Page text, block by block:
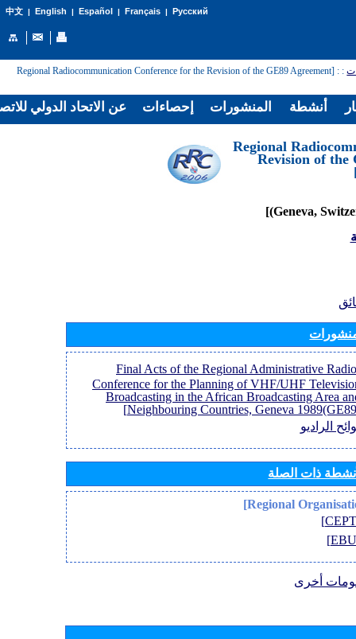
中文| English | Español | Français| Русский
:
: [Regional Radiocommunication Conference for the Revision of the GE89 Agreement
[Regional
Revision of the
[Final Acts of the Regional Administrative Radio
Conference for the Planning of VHF/UHF
Broadcasting in the African Broadcasting Area
Neighbouring Countries, Geneva
الراديو
ذات الصلة
أخرى
عن الاتحاد الدولي إحصاءات المنشورات أنشطة